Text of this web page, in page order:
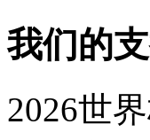
我们的
2026世